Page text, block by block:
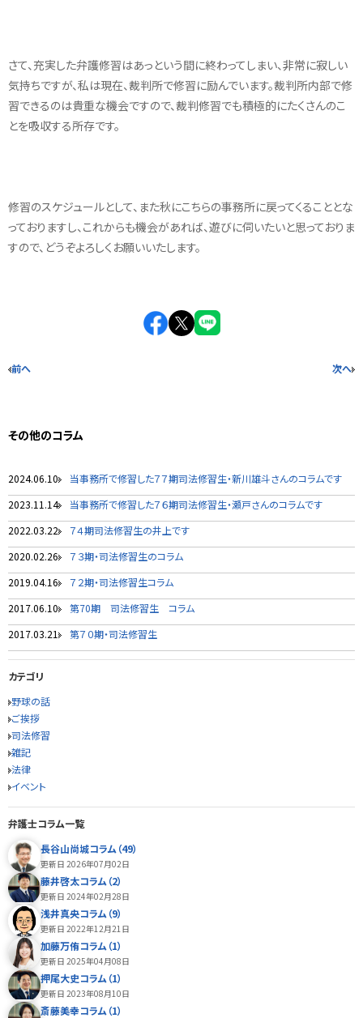
さて、充実した弁護修習はあっという間に終わってしまい、非常に寂しい
気持ちですが、私は現在、裁判所で修習に励んでいます。裁判所内部で修
習できるのは貴重な機会ですので、裁判修習でも積極的にたくさんのこ
とを吸収する所存です。
修習のスケジュールとして、また秋にこちらの事務所に戻ってくることとな
っておりますし、これからも機会があれば、遊びに伺いたいと思っておりま
すので、どうぞよろしくお願いいたします。
前へ 次へ
その他のコラム
2024.06.10
当事務所で修習した７７期司法修習生・新川雄斗さんのコラムです
2023.11.14
当事務所で修習した７６期司法修習生・瀬戸さんのコラムです
2022.03.22
７４期司法修習生の井上です
2020.02.26
７３期・司法修習生のコラム
2019.04.16
７２期・司法修習生コラム
2017.06.10
第70期 司法修習生 コラム
2017.03.21
第７０期・司法修習生
カテゴリ
野球の話
ご挨拶
司法修習
雑記
法律
イベント
弁護士コラム一覧
長谷山尚城コラム（49）
更新日 2026年07月02日
藤井啓太コラム（2）
更新日 2024年02月28日
浅井真央コラム（9）
更新日 2022年12月21日
加藤万侑コラム（1）
更新日 2025年04月08日
押尾大史コラム（1）
更新日 2023年08月10日
斎藤美幸コラム（1）